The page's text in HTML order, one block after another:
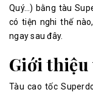
Quý…) bằng tàu
có tiện nghi thế
ngay sau đây.
Giới thiệu
Tàu cao tốc